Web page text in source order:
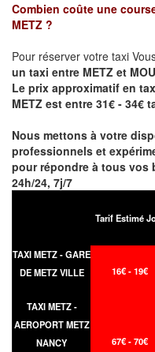
Combien coûte une
METZ ?
Pour réserver votre taxi
un taxi entre METZ et
Le prix approximatif en
METZ est entre 31€ -
Nous mettons à votre
professionnels et
pour répondre à tous vos
24h/24, 7j/7
Tarif Estimé
TAXI METZ - GARE
DE METZ VILLE
16€ - 19€
TAXI METZ -
AEROPORT METZ
NANCY
67€ - 70€